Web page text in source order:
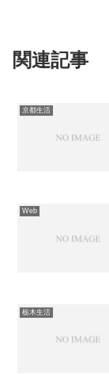
関連記事
京都生活
Web
栃木生活